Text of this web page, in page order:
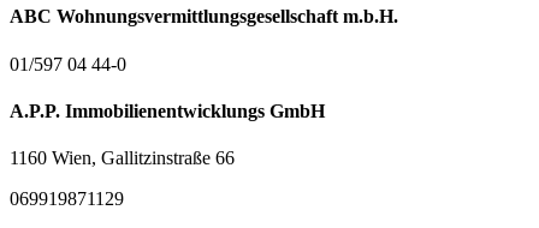
ABC Wohnungsvermittlungsgesellschaft m.b.H.
01/597 04 44-0
A.P.P. Immobilienentwicklungs GmbH
1160 Wien, Gallitzinstraße 66
069919871129